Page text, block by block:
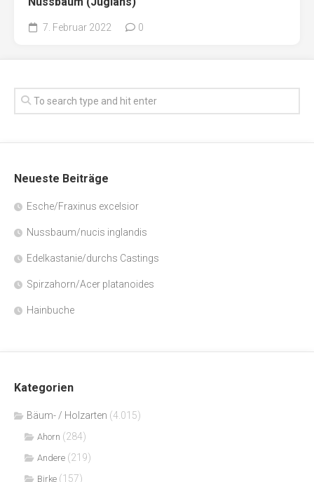
7. Februar 2022 0
Neueste Beiträge
Esche/Fraxinus excelsior
Nussbaum/nucis inglandis
Edelkastanie/durchs Castings
Spirzahorn/Acer platanoides
Hainbuche
Kategorien
Bäum- / Holzarten (4.015)
Ahorn (284)
Andere (219)
Birke (157)